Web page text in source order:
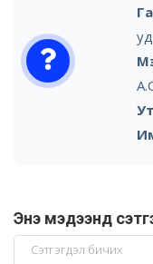
Энэ мэдээнд